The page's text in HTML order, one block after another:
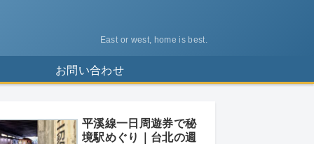
East or west, home is best.
お問い合わせ
平溪線一日周遊券で秘
境駅めぐり｜台北の週